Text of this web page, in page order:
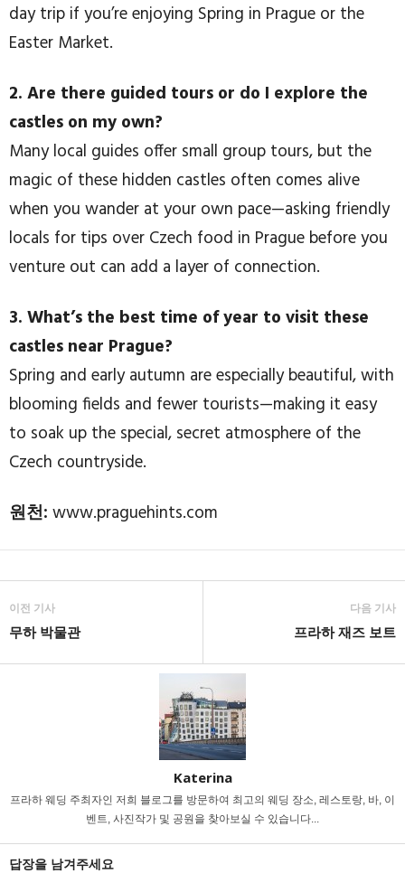
day trip if you’re enjoying Spring in Prague or the
Easter Market.
2. Are there guided tours or do I explore the
castles on my own?
Many local guides offer small group tours, but the
magic of these hidden castles often comes alive
when you wander at your own pace—asking friendly
locals for tips over Czech food in Prague before you
venture out can add a layer of connection.
3. What’s the best time of year to visit these
castles near Prague?
Spring and early autumn are especially beautiful, with
blooming fields and fewer tourists—making it easy
to soak up the special, secret atmosphere of the
Czech countryside.
원천: www.praguehints.com
이전 기사
무하 박물관
다음 기사
프라하 재즈 보트
Katerina
프라하 웨딩 주최자인 저희 블로그를 방문하여 최고의 웨딩 장소, 레스토랑, 바, 이
벤트, 사진작가 및 공원을 찾아보실 수 있습니다...
답장을 남겨주세요